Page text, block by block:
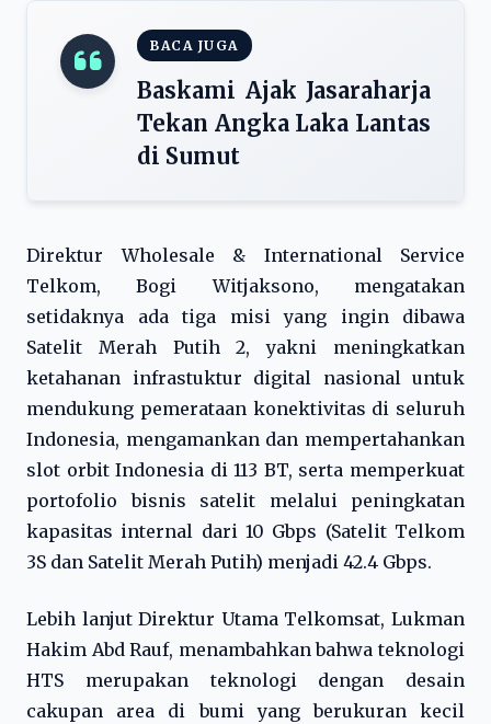
BACA JUGA
Baskami Ajak Jasaraharja
Tekan Angka Laka Lantas
di Sumut
Direktur Wholesale & International Service
Telkom, Bogi Witjaksono, mengatakan
setidaknya ada tiga misi yang ingin dibawa
Satelit Merah Putih 2, yakni meningkatkan
ketahanan infrastuktur digital nasional untuk
mendukung pemerataan konektivitas di seluruh
Indonesia, mengamankan dan mempertahankan
slot orbit Indonesia di 113 BT, serta memperkuat
portofolio bisnis satelit melalui peningkatan
kapasitas internal dari 10 Gbps (Satelit Telkom
3S dan Satelit Merah Putih) menjadi 42.4 Gbps.
Lebih lanjut Direktur Utama Telkomsat, Lukman
Hakim Abd Rauf, menambahkan bahwa teknologi
HTS merupakan teknologi dengan desain
cakupan area di bumi yang berukuran kecil